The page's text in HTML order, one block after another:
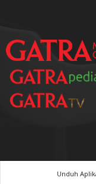
Unduh